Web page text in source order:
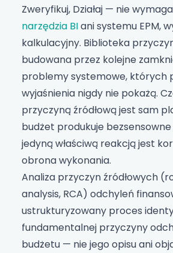
Zweryfikuj, Działaj — nie
narzędzia BIani systemu EPM,
kalkulacyjny. Biblioteka
budowana przez kolejne
problemy systemowe, których
wyjaśnienia nigdy nie pokażą.
przyczyną źródłową jest sam
budżet produkuje
jedyną właściwą reakcją jest
obrona wykonania.
Analiza przyczyn źródłowych
analysis, RCA) odchyleń
ustrukturyzowany proces
fundamentalnej przyczyny
budżetu — nie jego opisu ani